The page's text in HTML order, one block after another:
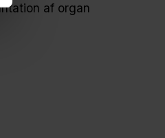
af organ